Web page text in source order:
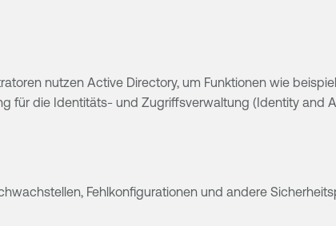
nutzen Active Directory, um Funktionen wie
für die Identitäts- und Zugriffsverwaltung (Identity and
Fehlkonfigurationen und andere